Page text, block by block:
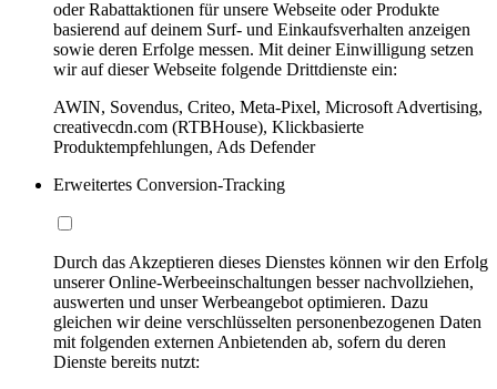
oder Rabattaktionen für unsere Webseite oder Produkte
basierend auf deinem Surf- und Einkaufsverhalten anzeigen
sowie deren Erfolge messen. Mit deiner Einwilligung setzen
wir auf dieser Webseite folgende Drittdienste ein:
AWIN, Sovendus, Criteo, Meta-Pixel, Microsoft Advertising,
creativecdn.com (RTBHouse), Klickbasierte
Produktempfehlungen, Ads Defender
Erweitertes Conversion-Tracking
Durch das Akzeptieren dieses Dienstes können wir den Erfolg
unserer Online-Werbeeinschaltungen besser nachvollziehen,
auswerten und unser Werbeangebot optimieren. Dazu
gleichen wir deine verschlüsselten personenbezogenen Daten
mit folgenden externen Anbietenden ab, sofern du deren
Dienste bereits nutzt: